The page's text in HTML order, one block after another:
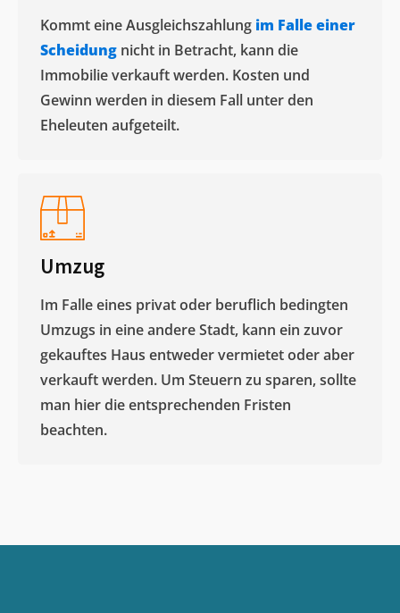
Kommt eine Ausgleichszahlung im Falle einer
Scheidung nicht in Betracht, kann die
Immobilie verkauft werden. Kosten und
Gewinn werden in diesem Fall unter den
Eheleuten aufgeteilt.​
Umzug
Im Falle eines privat oder beruflich bedingten
Umzugs in eine andere Stadt, kann ein zuvor
gekauftes Haus entweder vermietet oder aber
verkauft werden. Um Steuern zu sparen, sollte
man hier die entsprechenden Fristen
beachten.